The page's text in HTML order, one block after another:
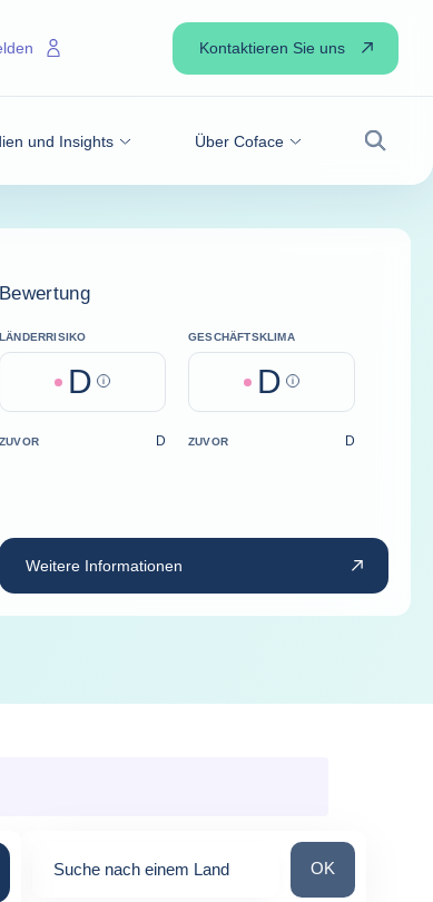
und Insights Über Coface
Suche
Kontaktieren Sie uns
Bewertung
LÄNDERRISIKO
D Help
GESCHÄFTSKLIMA
D Help
ZUVOR D ZUVOR D
Weitere Informationen
Suche nach einem Land Suche nach
OK